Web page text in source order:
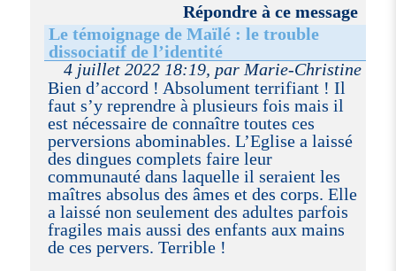
Répondre à ce message
Le témoignage de Maïlé : le trouble
dissociatif de l’identité
4 juillet 2022 18:19, par Marie-Christine
Bien d’accord ! Absolument terrifiant ! Il
faut s’y reprendre à plusieurs fois mais il
est nécessaire de connaître toutes ces
perversions abominables. L’Eglise a laissé
des dingues complets faire leur
communauté dans laquelle il seraient les
maîtres absolus des âmes et des corps. Elle
a laissé non seulement des adultes parfois
fragiles mais aussi des enfants aux mains
de ces pervers. Terrible !